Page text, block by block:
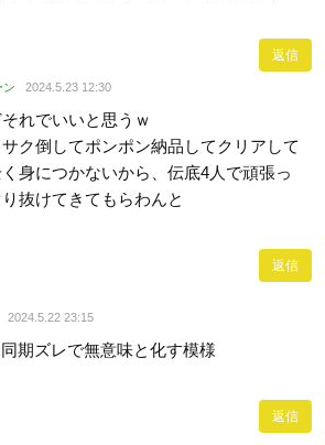
返信
ン 2024.5.23 12:30
れでいいと思うｗ
サク倒してポンポン納品してクリアして
身につかないから、伝底4人で頑張っ
抜けてきてもらわんと
返信
2024.5.22 23:15
期ズレで無意味と化す模様
返信